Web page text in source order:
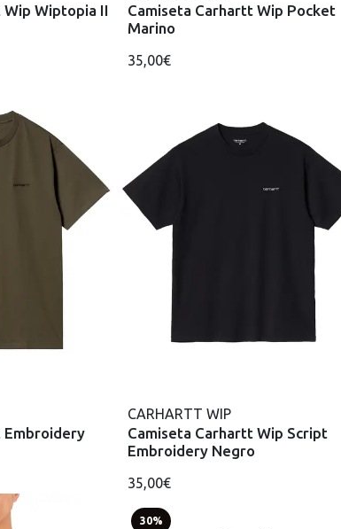
Wiptopia II
Camiseta Carhartt Wip Pocket
Marino
35,00€
Embroidery
CARHARTT WIP
Camiseta Carhartt Wip Script
Embroidery Negro
35,00€
30%